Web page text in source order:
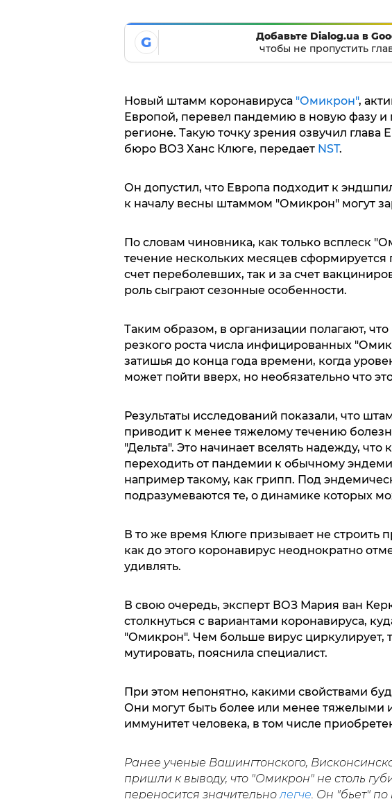
G
Добавьте Dialog.ua в
чтобы не пропустить
Новый штамм коронавируса "Омикрон",
Европой, перевел пандемию в новую фазу и
регионе. Такую точку зрения озвучил глава
бюро ВОЗ Ханс Клюге, передает NST.
Он допустил, что Европа подходит к
к началу весны штаммом "Омикрон" могут
По словам чиновника, как только всплеск
течение нескольких месяцев сформируется
счет переболевших, так и за счет
роль сыграют сезонные особенности.
Таким образом, в организации полагают, что
резкого роста числа инфицированных
затишья до конца года времени, когда
может пойти вверх, но необязательно что
Результаты исследований показали, что
приводит к менее тяжелому течению
"Дельта". Это начинает вселять надежду, что
переходить от пандемии к обычному
например такому, как грипп. Под
подразумеваются те, о динамике которых
В то же время Клюге призывает не строить
как до этого коронавирус неоднократно
удивлять.
В свою очередь, эксперт ВОЗ Мария ван
столкнуться с вариантами коронавируса,
"Омикрон". Чем больше вирус циркулирует,
мутировать, пояснила специалист.
При этом непонятно, какими свойствами
Они могут быть более или менее тяжелыми
иммунитет человека, в том числе
Ранее ученые Вашингтонского,
пришли к выводу, что "Омикрон" не столь
переносится значительнолегче. Он "бьет"